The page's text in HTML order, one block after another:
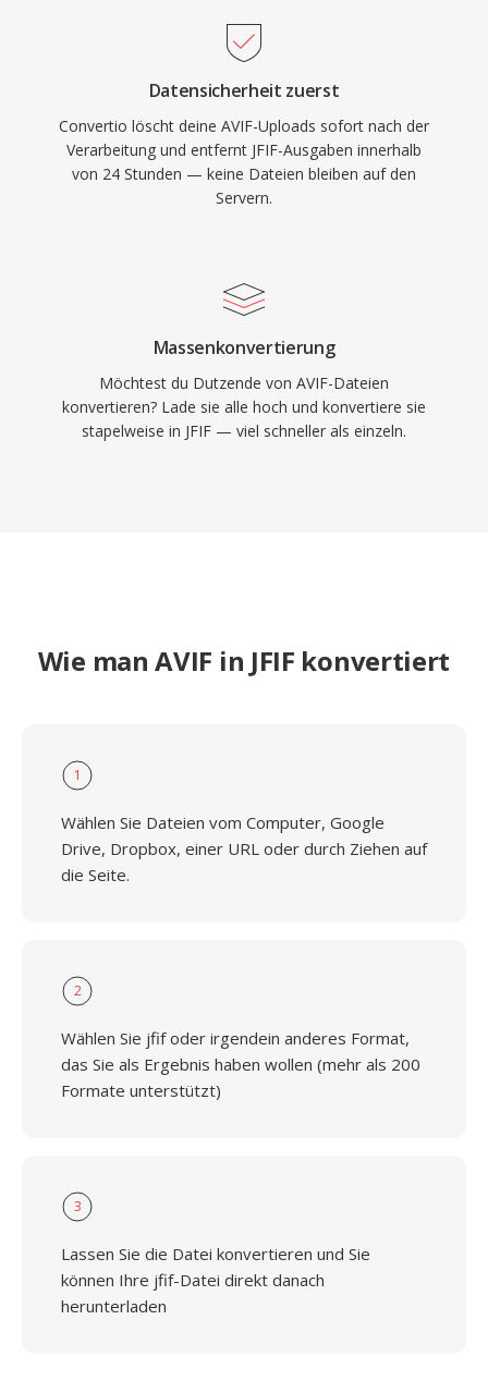
Datensicherheit zuerst
Convertio löscht deine AVIF-Uploads sofort nach der
Verarbeitung und entfernt JFIF-Ausgaben innerhalb
von 24 Stunden — keine Dateien bleiben auf den
Servern.
Massenkonvertierung
Möchtest du Dutzende von AVIF-Dateien
konvertieren? Lade sie alle hoch und konvertiere sie
stapelweise in JFIF — viel schneller als einzeln.
Wie man AVIF in JFIF konvertiert
1
Wählen Sie Dateien vom Computer, Google
Drive, Dropbox, einer URL oder durch Ziehen auf
die Seite.
2
Wählen Sie jfif oder irgendein anderes Format,
das Sie als Ergebnis haben wollen (mehr als 200
Formate unterstützt)
3
Lassen Sie die Datei konvertieren und Sie
können Ihre jfif-Datei direkt danach
herunterladen